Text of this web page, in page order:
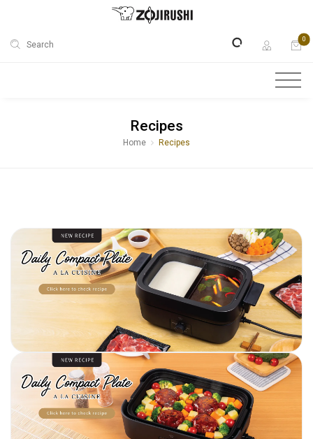
Search
0
Recipes
Home Recipes